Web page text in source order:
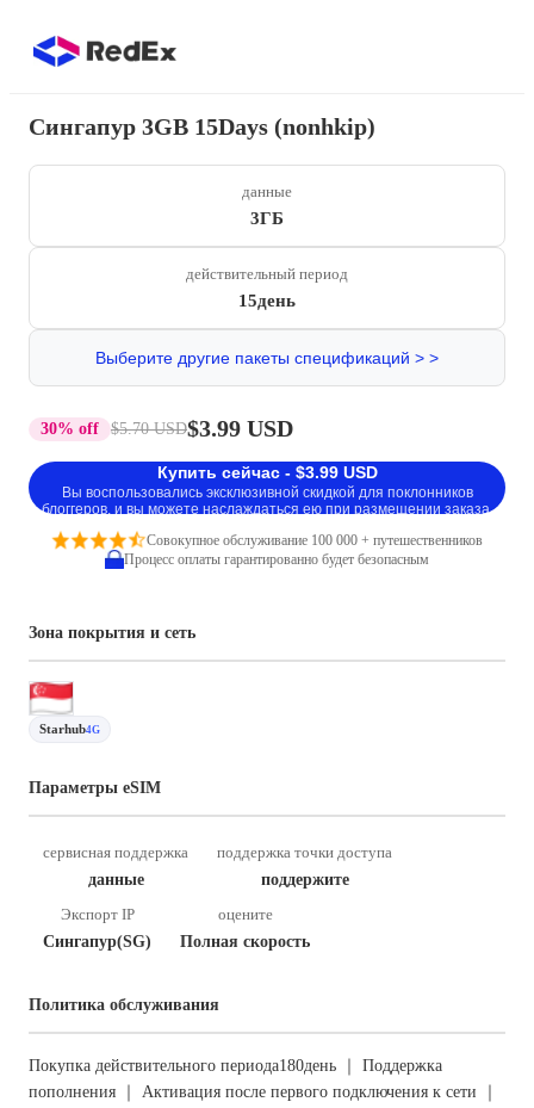
Сингапур 3GB 15Days (nonhkip)
данные
3ГБ
действительный период
15день
Выберите другие пакеты спецификаций > >
30% off $5.70 USD$3.99 USD
Купить сейчас - $3.99 USD
Вы воспользовались эксклюзивной скидкой для поклонников
блоггеров, и вы можете наслаждаться ею при размещении заказа.
Совокупное обслуживание 100 000 + путешественников
Процесс оплаты гарантированно будет безопасным
Зона покрытия и сеть
Starhub4G
Параметры eSIM
сервисная поддержка
данные
поддержка точки доступа
поддержите
Экспорт IP
Сингапур(SG)
оцените
Полная скорость
Политика обслуживания
Покупка действительного периода180день ｜ Поддержка
пополнения ｜ Активация после первого подключения к сети ｜